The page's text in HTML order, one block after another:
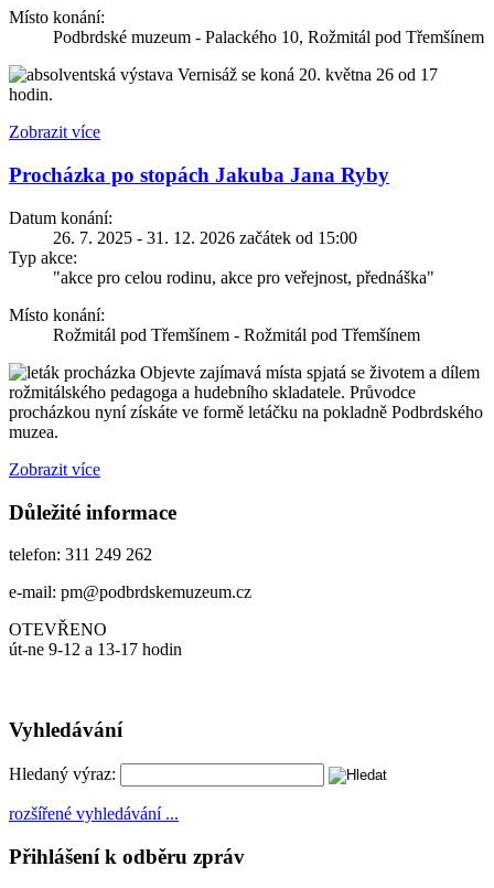
Místo konání:
Podbrdské muzeum - Palackého 10, Rožmitál pod Třemšínem
Vernisáž se koná 20. května 26 od 17
hodin.
Zobrazit více
Procházka po stopách Jakuba Jana Ryby
Datum konání:
26. 7. 2025 - 31. 12. 2026 začátek od 15:00
Typ akce:
"akce pro celou rodinu, akce pro veřejnost, přednáška"
Místo konání:
Rožmitál pod Třemšínem - Rožmitál pod Třemšínem
Objevte zajímavá místa spjatá se životem a dílem
rožmitálského pedagoga a hudebního skladatele. Průvodce
procházkou nyní získáte ve formě letáčku na pokladně Podbrdského
muzea.
Zobrazit více
Důležité informace
telefon: 311 249 262
e-mail: pm@podbrdskemuzeum.cz
OTEVŘENO
út-ne 9-12 a 13-17 hodin
Vyhledávání
Hledaný výraz:
rozšířené vyhledávání ...
Přihlášení k odběru zpráv